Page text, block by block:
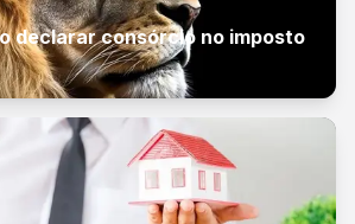
declarar consórcio no imposto